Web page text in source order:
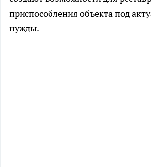
приспособления объекта под
нужды.